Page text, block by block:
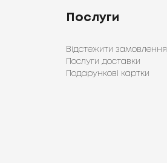
Послуги
Відстежити замовлення
Послуги доставки
Подарункові картки